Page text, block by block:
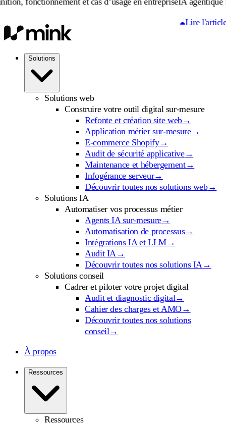
Lire l'article
Solutions
Solutions web
Construire votre outil digital sur-mesure
Refonte et création site web→
Application métier sur-mesure→
E-commerce Shopify→
Audit de sécurité applicative→
Maintenance et hébergement→
Infogérance serveur→
Découvrir toutes nos solutions web→
Solutions IA
Automatiser vos processus métier
Agents IA sur-mesure→
Automatisation de processus→
Intégrations IA et LLM→
Audit IA→
Découvrir toutes nos solutions IA→
Solutions conseil
Cadrer et piloter votre projet digital
Audit et diagnostic digital→
Cahier des charges et AMO→
Découvrir toutes nos solutions
conseil→
À propos
Ressources
Ressources